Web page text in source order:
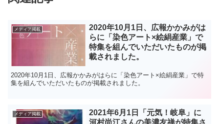
メディア掲載
2020年10月1日、広報かかみがは
らに「染色アート×絵絹産業」で
特集を組んでいただいたものが掲
載されました。
2020年10月1日、広報かかみがはらに「染色アート×絵絹産業」で特
集を組んでいただいたものが掲載されました。
メディア掲載
2021年6月1日「元気！岐阜」に
河村尚江さんの美濃友禅が特集さ